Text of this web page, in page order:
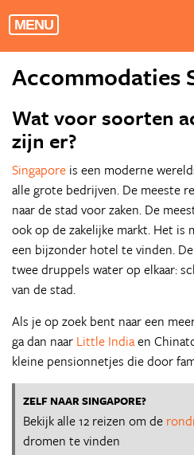
MENU
Accommodaties
Wat voor soorten
zijn er?
Singapore is een moderne
alle grote bedrijven. De meeste
naar de stad voor zaken. De
ook op de zakelijke markt. Het is
een bijzonder hotel te vinden.
twee druppels water op elkaar:
van de stad.
Als je op zoek bent naar een
ga dan naar Little Indiaen
kleine pensionnetjes die door
ZELF NAAR SINGAPORE?
Bekijk alle 12 reizen om de
dromen te vinden